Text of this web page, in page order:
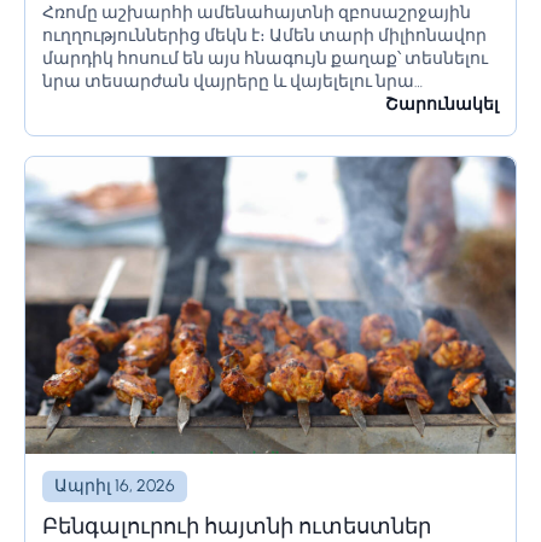
որոնք պետք է իմանա Հռոմ գնալուց
առաջ
Հռոմը աշխարհի ամենահայտնի զբոսաշրջային
ուղղություններից մեկն է։ Ամեն տարի միլիոնավոր
մարդիկ հոսում են այս հնագույն քաղաք՝ տեսնելու
նրա տեսարժան վայրերը և վայելելու նրա
մշակույթը։ Եթե մոտ ժամանակներս պլանավորում
Շարունակել
Ապրիլ 16, 2026
Բենգալուրուի հայտնի ուտեստներ